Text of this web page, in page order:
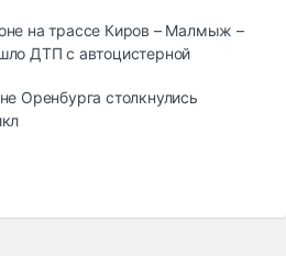
на трассе Киров – Малмыж –
ДТП с автоцистерной
Оренбурга столкнулись